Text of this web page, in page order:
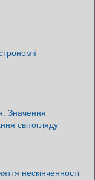
Значення
світогляду
нескінченності